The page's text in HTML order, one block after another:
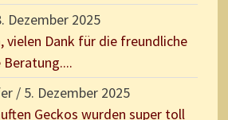
Dezember 2025
vielen Dank für die freundliche
/ 5. Dezember 2025
Geckos wurden super toll